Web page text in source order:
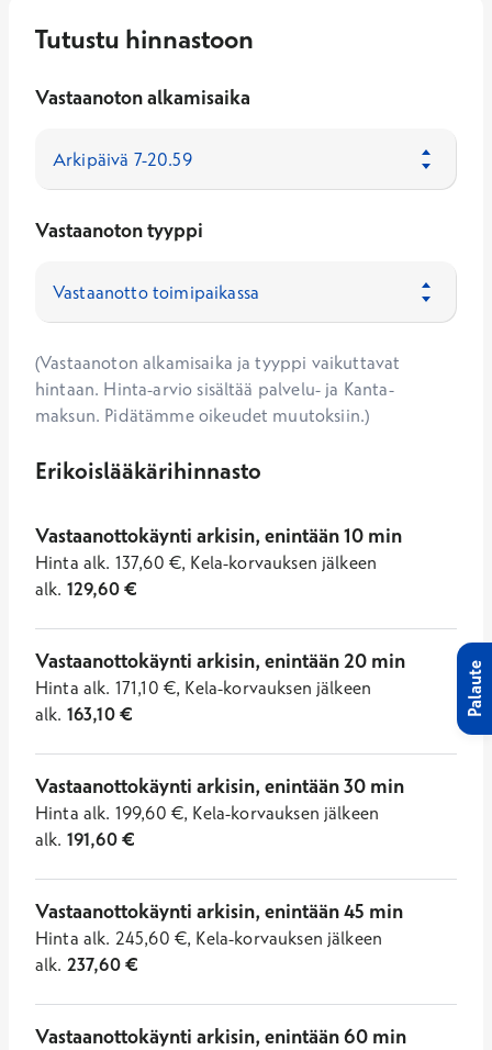
Tutustu hinnastoon
Vastaanoton alkamisaika
Vastaanoton tyyppi
(Vastaanoton alkamisaika ja tyyppi vaikuttavat
hintaan. Hinta-arvio sisältää palvelu- ja Kanta-
maksun. Pidätämme oikeudet muutoksiin.)
Erikoislääkärihinnasto
Vastaanottokäynti arkisin, enintään 10 min
Hinta alk. 137,60 €, Kela-korvauksen jälkeen
alk. 129,60€
Vastaanottokäynti arkisin, enintään 20 min
Hinta alk. 171,10 €, Kela-korvauksen jälkeen
alk. 163,10€
Vastaanottokäynti arkisin, enintään 30 min
Hinta alk. 199,60 €, Kela-korvauksen jälkeen
alk. 191,60€
Vastaanottokäynti arkisin, enintään 45 min
Hinta alk. 245,60 €, Kela-korvauksen jälkeen
alk. 237,60€
Vastaanottokäynti arkisin, enintään 60 min
Palaute